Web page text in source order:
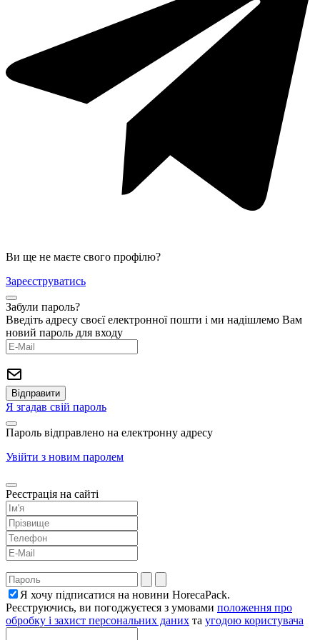
Ви ще не маєте свого профілю?
Зареєструватись
Забули пароль?
Введіть адресу своєї електронної пошти і ми надішлемо Вам
новий пароль для входу
Я згадав свій пароль
Пароль відправлено на електронну адресу
Увійти з новим паролем
Реєстрація на сайті
Я хочу підписатися на новини HorecaPack.
Реєструючись, ви погоджуєтеся з умовами положення про
обробку і захист персональних даних та угодою користувача